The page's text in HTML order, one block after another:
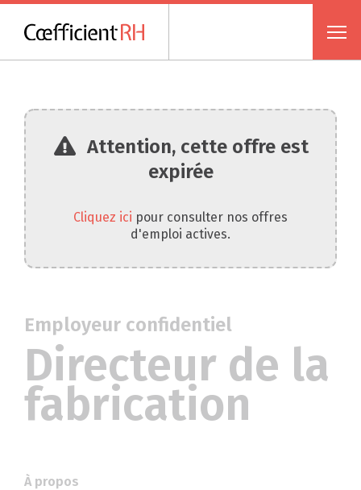
Attention, cette offre est
expirée
Cliquez ici pour consulter nos offres
d'emploi actives.
Employeur confidentiel
Directeur de la
fabrication
À propos